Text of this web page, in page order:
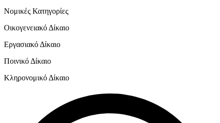
Νομικές Κατηγορίες
Οικογενειακό Δίκαιο
Εργασιακό Δίκαιο
Ποινικό Δίκαιο
Κληρονομικό Δίκαιο